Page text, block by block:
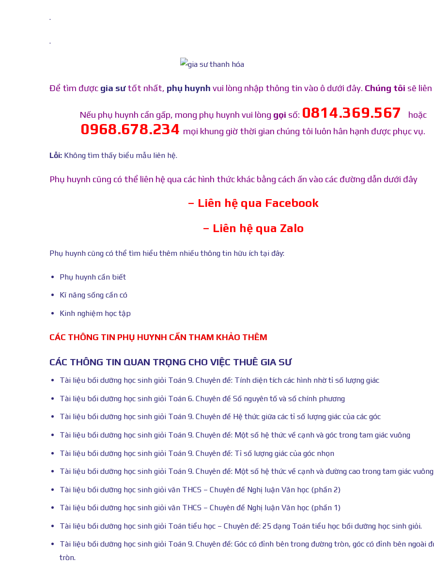
.
.
Để tìm được gia sưtốt nhất, phụ huynh vui lòng nhập thông tin vào ô dưới đây. Chúng tôi sẽ liên
Nếu phụ huynh cần gấp, mong phụ huynh vui lòng gọi số: 0814.369.567 hoặc
0968.678.234 mọi khung giờ thời gian chúng tôi luôn hân hạnh được phục vụ.
Lỗi: Không tìm thấy biểu mẫu liên hệ.
Phụ huynh cũng có thể liên hệ qua các hình thức khác bằng cách ấn vào các đường dẫn dưới đây
– Liên hệ qua Facebook
– Liên hệ qua Zalo
Phụ huynh cũng có thể tìm hiểu thêm nhiều thông tin hữu ích tại đây:
Phụ huynh cần biết
Kĩ năng sống cần có
Kinh nghiệm học tập
CÁC THÔNG TIN PHỤ HUYNH CẦN THAM KHẢO THÊM
CÁC THÔNG TIN QUAN TRỌNG CHO VIỆC THUÊ GIA SƯ
Tài liệu bồi dưỡng học sinh giỏi Toán 9. Chuyên đề: Tính diện tích các hình nhờ tỉ số lượng giác
Tài liệu bồi dưỡng học sinh giỏi Toán 6. Chuyên đề Số nguyên tố và số chính phương
Tài liệu bồi dưỡng học sinh giỏi Toán 9. Chuyên đề Hệ thức giữa các tỉ số lượng giác của các góc
Tài liệu bồi dưỡng học sinh giỏi Toán 9. Chuyên đề: Một số hệ thức về cạnh và góc trong tam giác vuông
Tài liệu bồi dưỡng học sinh giỏi Toán 9. Chuyên đề: Tỉ số lượng giác của góc nhọn
Tài liệu bồi dưỡng học sinh giỏi Toán 9. Chuyên đề: Một số hệ thức về cạnh và đường cao trong tam giác vuông
Tài liệu bồi dưỡng học sinh giỏi văn THCS – Chuyên đề Nghị luận Văn học (phần 2)
Tài liệu bồi dưỡng học sinh giỏi văn THCS – Chuyên đề Nghị luận Văn học (phần 1)
Tài liệu bồi dưỡng học sinh giỏi Toán tiểu học – Chuyên đề: 25 dạng Toán tiểu học bồi dưỡng học sinh giỏi.
Tài liệu bồi dưỡng học sinh giỏi Toán 9. Chuyên đề: Góc có đỉnh bên trong đường tròn, góc có đỉnh bên ngoài
tròn.